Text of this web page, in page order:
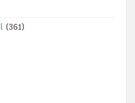
(361)